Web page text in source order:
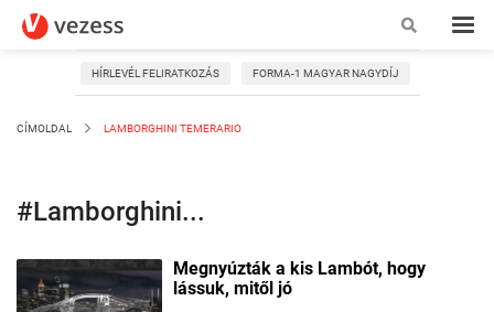
HÍRLEVÉL FELIRATKOZÁS FORMA-1 MAGYAR NAGYDÍJ
CÍMOLDAL LAMBORGHINI TEMERARIO
#Lamborghini...
Megnyúzták a kis Lambót, hogy
lássuk, mitől jó